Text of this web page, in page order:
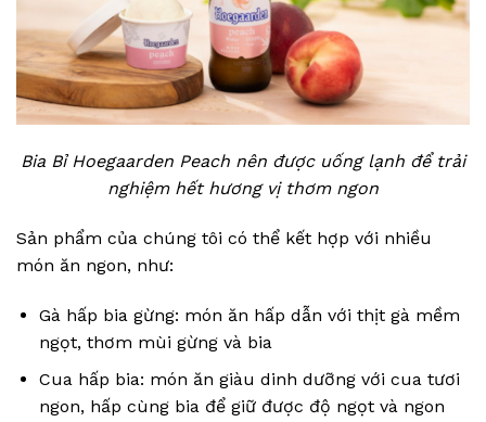
Bia Bỉ Hoegaarden Peach nên được uống lạnh để trải
nghiệm hết hương vị thơm ngon
Sản phẩm của chúng tôi có thể kết hợp với nhiều
món ăn ngon, như:
Gà hấp bia gừng: món ăn hấp dẫn với thịt gà mềm
ngọt, thơm mùi gừng và bia
Cua hấp bia: món ăn giàu dinh dưỡng với cua tươi
ngon, hấp cùng bia để giữ được độ ngọt và ngon